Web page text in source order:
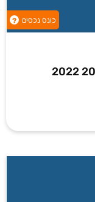
כונס נכסים ?